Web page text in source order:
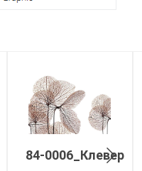
84-0006_Клевер